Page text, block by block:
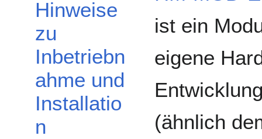
Hinweise
zu
Inbetriebn
ahme und
Installatio
n
ist ein
eigene
(ähnlich